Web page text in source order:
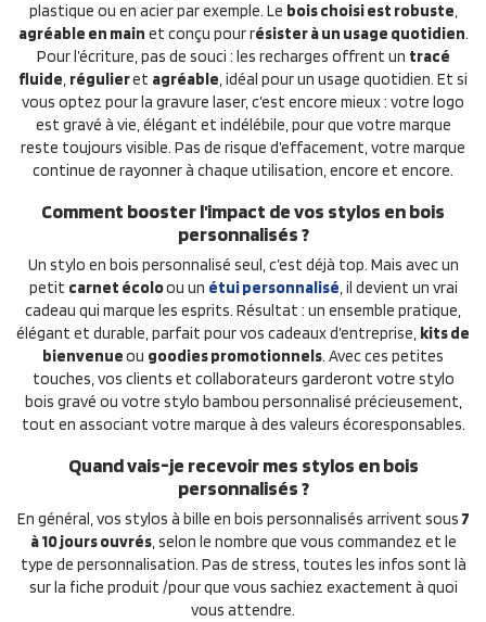
plastique ou en acier par exemple. Le bois choisi est robuste,
agréable en main et conçu pour résister à un usage quotidien.
Pour l’écriture, pas de souci : les recharges offrent un tracé
fluide, régulieret agréable, idéal pour un usage quotidien. Et si
vous optez pour la gravure laser, c’est encore mieux : votre logo
est gravé à vie, élégant et indélébile, pour que votre marque
reste toujours visible. Pas de risque d’effacement, votre marque
continue de rayonner à chaque utilisation, encore et encore.
Comment booster l’impact de vos stylos en bois
personnalisés ?
Un stylo en bois personnalisé seul, c’est déjà top. Mais avec un
petit carnet écoloou un étui personnalisé, il devient un vrai
cadeau qui marque les esprits. Résultat : un ensemble pratique,
élégant et durable, parfait pour vos cadeaux d’entreprise, kits de
bienvenueou goodies promotionnels. Avec ces petites
touches, vos clients et collaborateurs garderont votre stylo
bois gravé ou votre stylo bambou personnalisé précieusement,
tout en associant votre marque à des valeurs écoresponsables.
Quand vais-je recevoir mes stylos en bois
personnalisés ?
En général, vos stylos à bille en bois personnalisés arrivent sous 7
à 10 jours ouvrés, selon le nombre que vous commandez et le
type de personnalisation. Pas de stress, toutes les infos sont là
sur la fiche produit /pour que vous sachiez exactement à quoi
vous attendre.